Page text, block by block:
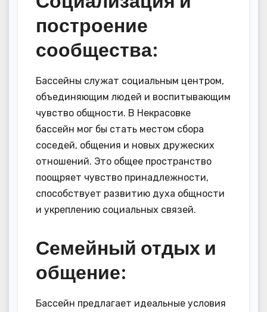
построение
сообщества:
Бассейны служат социальным центром,
объединяющим людей и воспитывающим
чувство общности. В Некрасовке
бассейн мог бы стать местом сбора
соседей, общения и новых дружеских
отношений. Это общее пространство
поощряет чувство принадлежности,
способствует развитию духа общности
и укреплению социальных связей.
Семейный отдых и
общение:
Бассейн предлагает идеальные условия